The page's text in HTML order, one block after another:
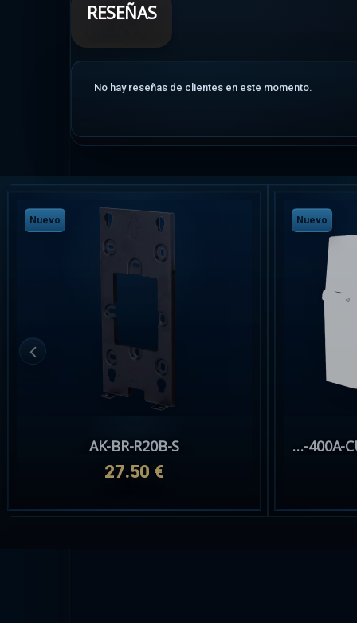
RESEÑAS
No hay reseñas de clientes en este momento.
Nuevo
SH-400A-CURRENT-TRANS-CLAMP
Nuevo
AK-BR-R20B-S
27.50 €